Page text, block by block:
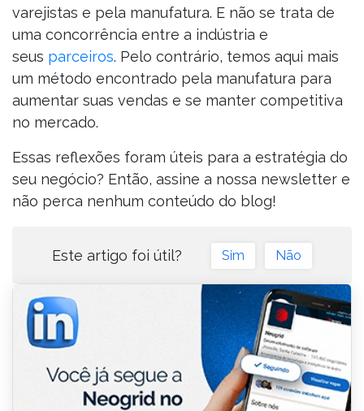
varejistas e pela manufatura. E não se trata de
uma concorrência entre a indústria e
seus parceiros. Pelo contrário, temos aqui mais
um método encontrado pela manufatura para
aumentar suas vendas e se manter competitiva
no mercado.
Essas reflexões foram úteis para a estratégia do
seu negócio? Então, assine a nossa newsletter e
não perca nenhum conteúdo do blog!
Este artigo foi útil? Sim Não